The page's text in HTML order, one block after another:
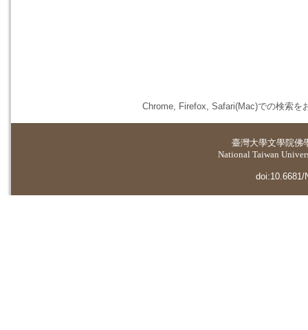
Chrome, Firefox, Safari(Mac)での検索を
臺灣大學文學院佛
National Taiwan
doi:10.6681/